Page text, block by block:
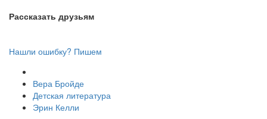
Рассказать друзьям
Нашли ошибку? Пишем
Вера Бройде
Детская литература
Эрин Келли